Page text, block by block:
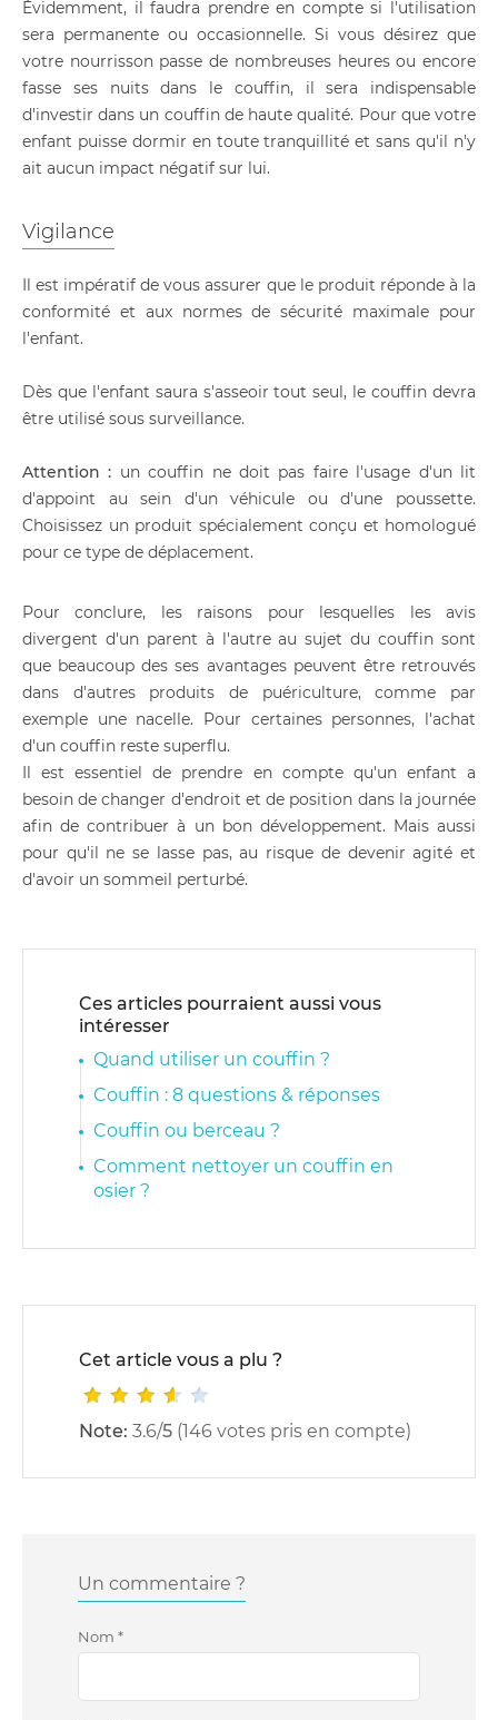
Évidemment, il faudra prendre en compte si l'utilisation
sera permanente ou occasionnelle. Si vous désirez que
votre nourrisson passe de nombreuses heures ou encore
fasse ses nuits dans le couffin, il sera indispensable
d'investir dans un couffin de haute qualité. Pour que votre
enfant puisse dormir en toute tranquillité et sans qu'il n'y
ait aucun impact négatif sur lui.
Vigilance
Il est impératif de vous assurer que le produit réponde à la
conformité et aux normes de sécurité maximale pour
l'enfant.
Dès que l'enfant saura s'asseoir tout seul, le couffin devra
être utilisé sous surveillance.
Attention : un couffin ne doit pas faire l'usage d'un lit
d'appoint au sein d'un véhicule ou d'une poussette.
Choisissez un produit spécialement conçu et homologué
pour ce type de déplacement.
Pour conclure, les raisons pour lesquelles les avis
divergent d'un parent à l'autre au sujet du couffin sont
que beaucoup des ses avantages peuvent être retrouvés
dans d'autres produits de puériculture, comme par
exemple une nacelle. Pour certaines personnes, l'achat
d'un couffin reste superflu.
Il est essentiel de prendre en compte qu'un enfant a
besoin de changer d'endroit et de position dans la journée
afin de contribuer à un bon développement. Mais aussi
pour qu'il ne se lasse pas, au risque de devenir agité et
d'avoir un sommeil perturbé.
Ces articles pourraient aussi vous
intéresser
Quand utiliser un couffin ?
Couffin : 8 questions & réponses
Couffin ou berceau ?
Comment nettoyer un couffin en
osier ?
Cet article vous a plu ?
Note: 3.6/5 (146 votes pris en compte)
Un commentaire ?
Nom *